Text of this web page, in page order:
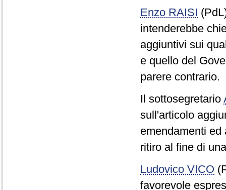
Enzo RAISI
intenderebbe
aggiuntivi sui
e quello del
parere contrario.
Il sottosegretario
sull'articolo
emendamenti
ritiro al fine di
Ludovico VICO
favorevole